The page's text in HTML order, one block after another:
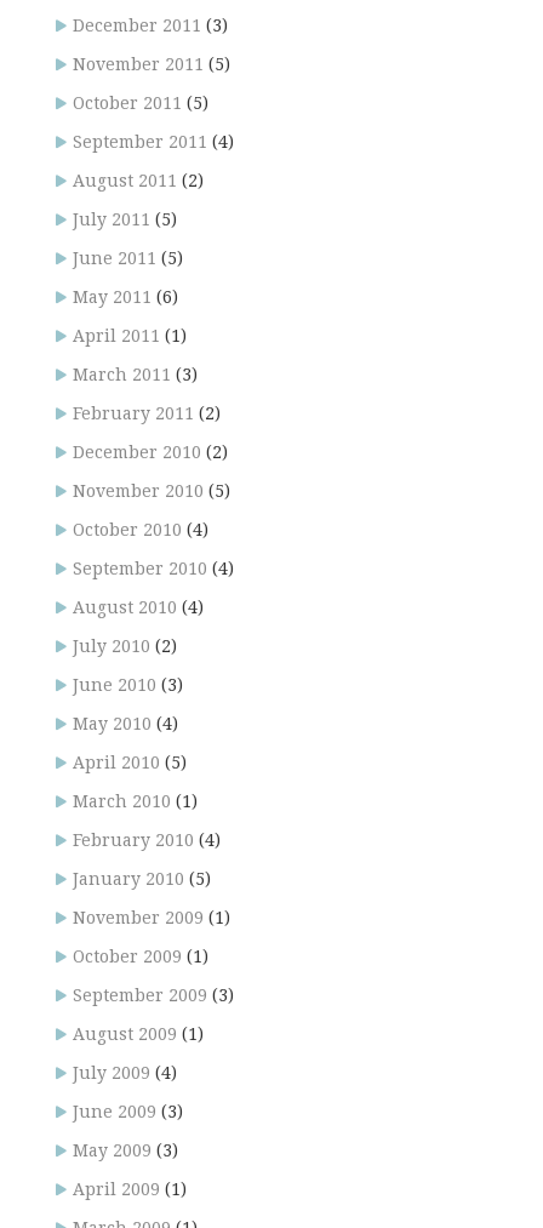
December 2011 (3)
November 2011 (5)
October 2011 (5)
September 2011 (4)
August 2011 (2)
July 2011 (5)
June 2011 (5)
May 2011 (6)
April 2011 (1)
March 2011 (3)
February 2011 (2)
December 2010 (2)
November 2010 (5)
October 2010 (4)
September 2010 (4)
August 2010 (4)
July 2010 (2)
June 2010 (3)
May 2010 (4)
April 2010 (5)
March 2010 (1)
February 2010 (4)
January 2010 (5)
November 2009 (1)
October 2009 (1)
September 2009 (3)
August 2009 (1)
July 2009 (4)
June 2009 (3)
May 2009 (3)
April 2009 (1)